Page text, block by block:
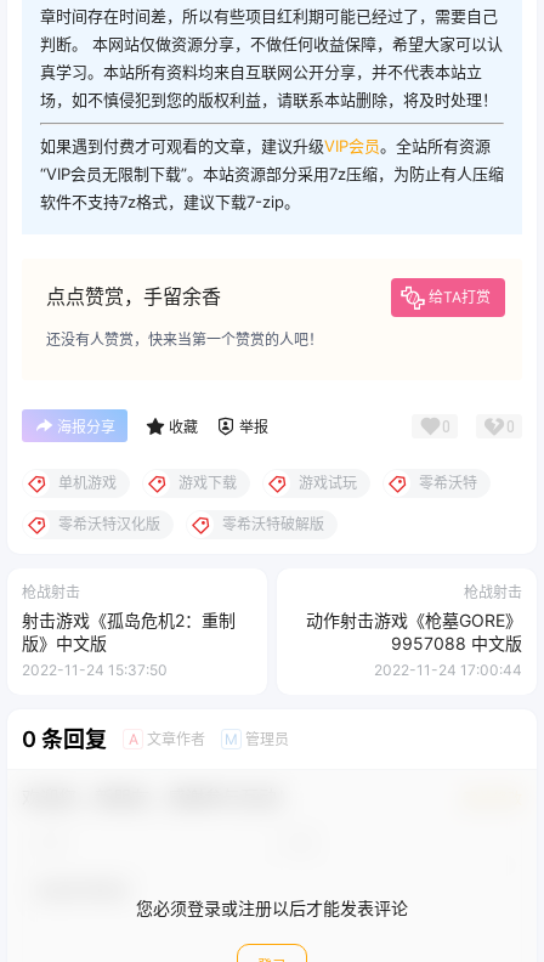
章时间存在时间差，所以有些项目红利期可能已经过了，需要自己
判断。 本网站仅做资源分享，不做任何收益保障，希望大家可以认
真学习。本站所有资料均来自互联网公开分享，并不代表本站立
场，如不慎侵犯到您的版权利益，请联系本站删除，将及时处理！
如果遇到付费才可观看的文章，建议升级VIP会员。全站所有资源
“VIP会员无限制下载”。本站资源部分采用7z压缩，为防止有人压缩
软件不支持7z格式，建议下载7-zip。
点点赞赏，手留余香 给TA打赏
还没有人赞赏，快来当第一个赞赏的人吧！
海报分享 收藏 举报 0 0
单机游戏 游戏下载 游戏试玩 零希沃特
零希沃特汉化版 零希沃特破解版
枪战射击
射击游戏《孤岛危机2：重制
版》中文版
2022-11-24 15:37:50
枪战射击
动作射击游戏《枪墓GORE》
9957088 中文版
2022-11-24 17:00:44
0 条回复 A 文章作者 M 管理员
您必须登录或注册以后才能发表评论